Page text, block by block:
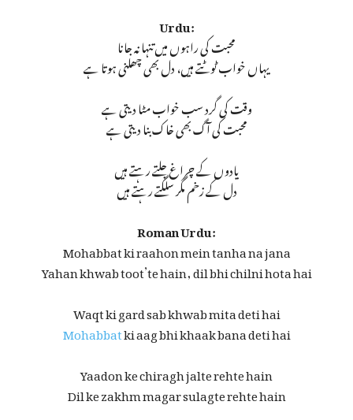
Urdu:
محبت کی راہوں میں تنہا نہ جانا
یہاں خواب ٹوٹتے ہیں، دل بھی چھلنی ہوتا ہے
وقت کی گرد سب خواب مٹا دیتی ہے
محبت کی آگ بھی خاک بنا دیتی ہے
یادوں کے چراغ جلتے رہتے ہیں
دل کے زخم مگر سلگتے رہتے ہیں
Roman Urdu:
Mohabbat ki raahon mein tanha na jana
Yahan khwab toot’te hain, dil bhi chilni hota hai
Waqt ki gard sab khwab mita deti hai
Mohabbatki aag bhi khaak bana deti hai
Yaadon ke chiragh jalte rehte hain
Dil ke zakhm magar sulagte rehte hain